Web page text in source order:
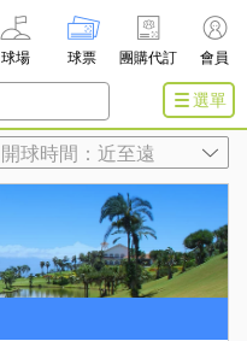
球場 球票 團購代訂 會員
選單